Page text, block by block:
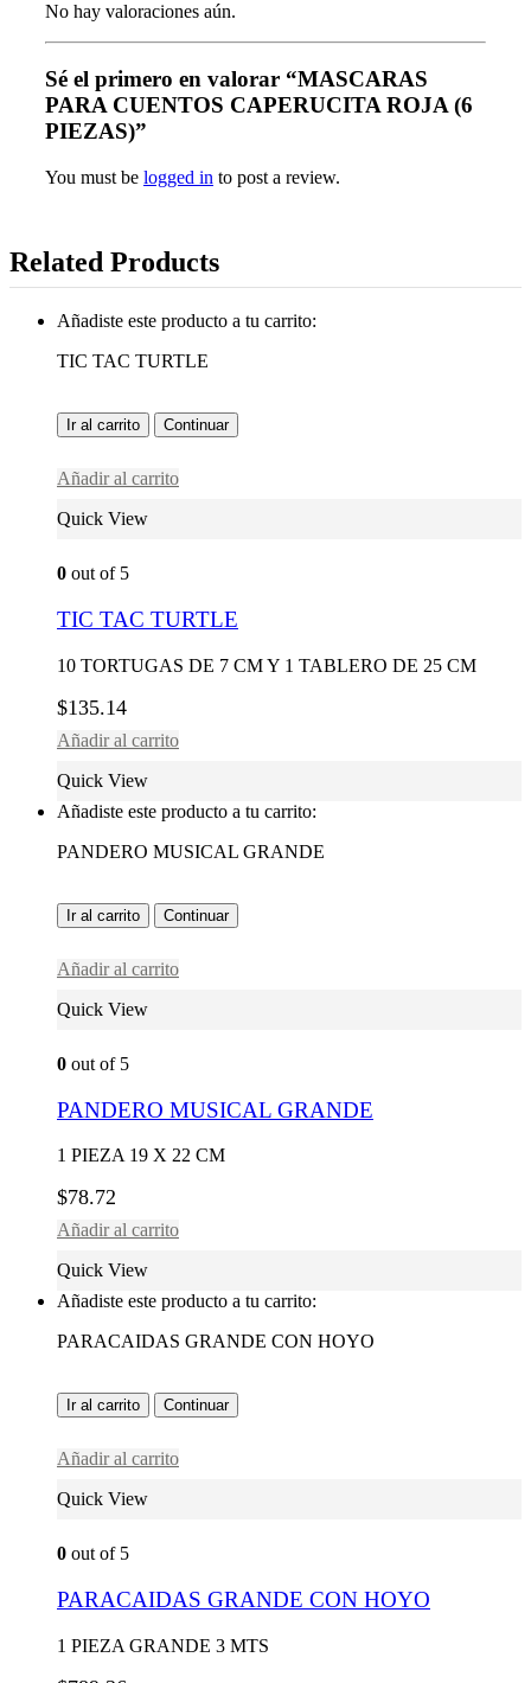
No hay valoraciones aún.
Sé el primero en valorar “MASCARAS
PARA CUENTOS CAPERUCITA ROJA (6
PIEZAS)”
You must be logged in to post a review.
Related Products
Añadiste este producto a tu carrito:
TIC TAC TURTLE
Ir al carrito Continuar
Añadir al carrito
Quick View
0 out of 5
TIC TAC TURTLE
10 TORTUGAS DE 7 CM Y 1 TABLERO DE 25 CM
$135.14
Añadir al carrito
Quick View
Añadiste este producto a tu carrito:
PANDERO MUSICAL GRANDE
Ir al carrito Continuar
Añadir al carrito
Quick View
0 out of 5
PANDERO MUSICAL GRANDE
1 PIEZA 19 X 22 CM
$78.72
Añadir al carrito
Quick View
Añadiste este producto a tu carrito:
PARACAIDAS GRANDE CON HOYO
Ir al carrito Continuar
Añadir al carrito
Quick View
0 out of 5
PARACAIDAS GRANDE CON HOYO
1 PIEZA GRANDE 3 MTS